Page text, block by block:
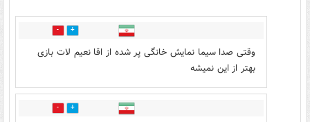
4
وقتی صدا سیما نمایش خانگی پر شده از اقا نعیم لات بازی
بهتر از این نمیشه
3